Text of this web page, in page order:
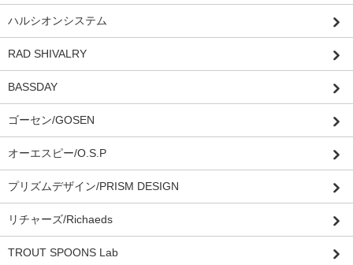
ハルシオンシステム
RAD SHIVALRY
BASSDAY
ゴーセン/GOSEN
オーエスピー/O.S.P
プリズムデザイン/PRISM DESIGN
リチャーズ/Richaeds
TROUT SPOONS Lab